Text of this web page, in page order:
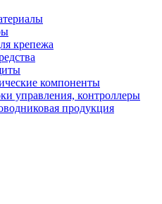
крепежа
компоненты
управления, контроллеры
продукция